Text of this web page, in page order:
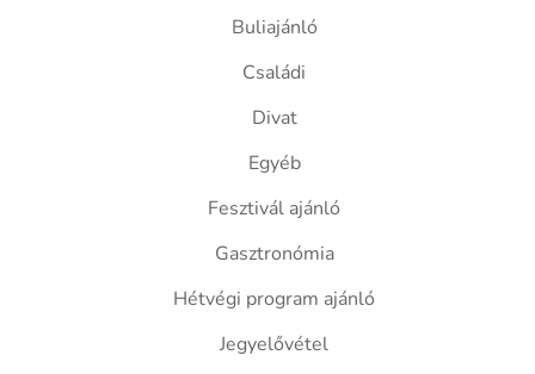
Buliajánló
Családi
Divat
Egyéb
Fesztivál ajánló
Gasztronómia
Hétvégi program ajánló
Jegyelővétel